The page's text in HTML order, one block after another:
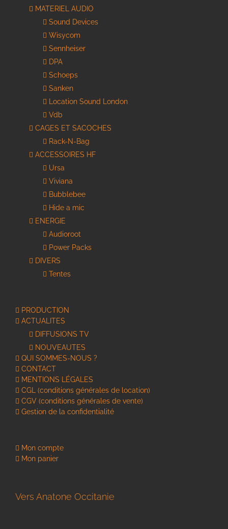
MATERIEL AUDIO
Sound Devices
Wisycom
Sennheiser
DPA
Schoeps
Sanken
Location Sound London
Vdb
CAGES ET SACOCHES
Rack-N-Bag
ACCESSOIRES HF
Ursa
Viviana
Bubblebee
Hide a mic
ENERGIE
Audioroot
Power Packs
DIVERS
Tentes
PRODUCTION
ACTUALITES
DIFFUSIONS TV
NOUVEAUTES
QUI SOMMES-NOUS ?
CONTACT
MENTIONS LÉGALES
CGL (conditions générales de location)
CGV (conditions générales de vente)
Gestion de la confidentialité
Mon compte
Mon panier
Vers Anatone Occitanie